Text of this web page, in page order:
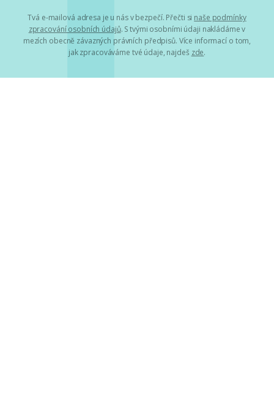
Tvá e-mailová adresa je u nás v bezpečí. Přečti si naše podmínky
zpracování osobních údajů. S tvými osobními údaji nakládáme v
mezích obecně závazných právních předpisů. Více informací o tom,
jak zpracováváme tvé údaje, najdeš zde.